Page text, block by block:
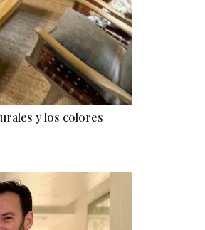
y los colores